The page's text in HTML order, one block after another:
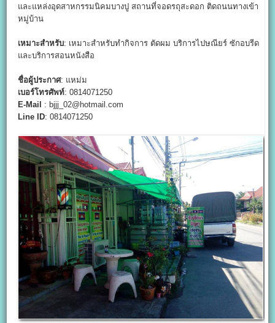
และแหล่งอุดสาหกรรมนิคมบางปู สถานที่จอดรถุสะดอก ติดถนนทางเข้า
หมู่บ้าน
เหมาะสำหรับ: เหมาะสำหรับทำกิจการ ตัดผม บริการไปษณียร์ ซักอบรีด
และบริการสอนหนังสือ
ชื่อผู้ประกาศ: แหม่ม
เบอร์โทรศัพท์: 0814071250
E-Mail
: bjjj_02@hotmail.com
Line ID: 0814071250